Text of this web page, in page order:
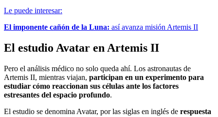
Le puede interesar:
El imponente cañón de la Luna: así avanza misión Artemis II
El estudio Avatar en Artemis II
Pero el análisis médico no solo queda ahí. Los astronautas de
Artemis II, mientras viajan, participan en un experimento para
estudiar cómo reaccionan sus células ante los factores
estresantes del espacio profundo.
El estudio se denomina Avatar, por las siglas en inglés de respuesta